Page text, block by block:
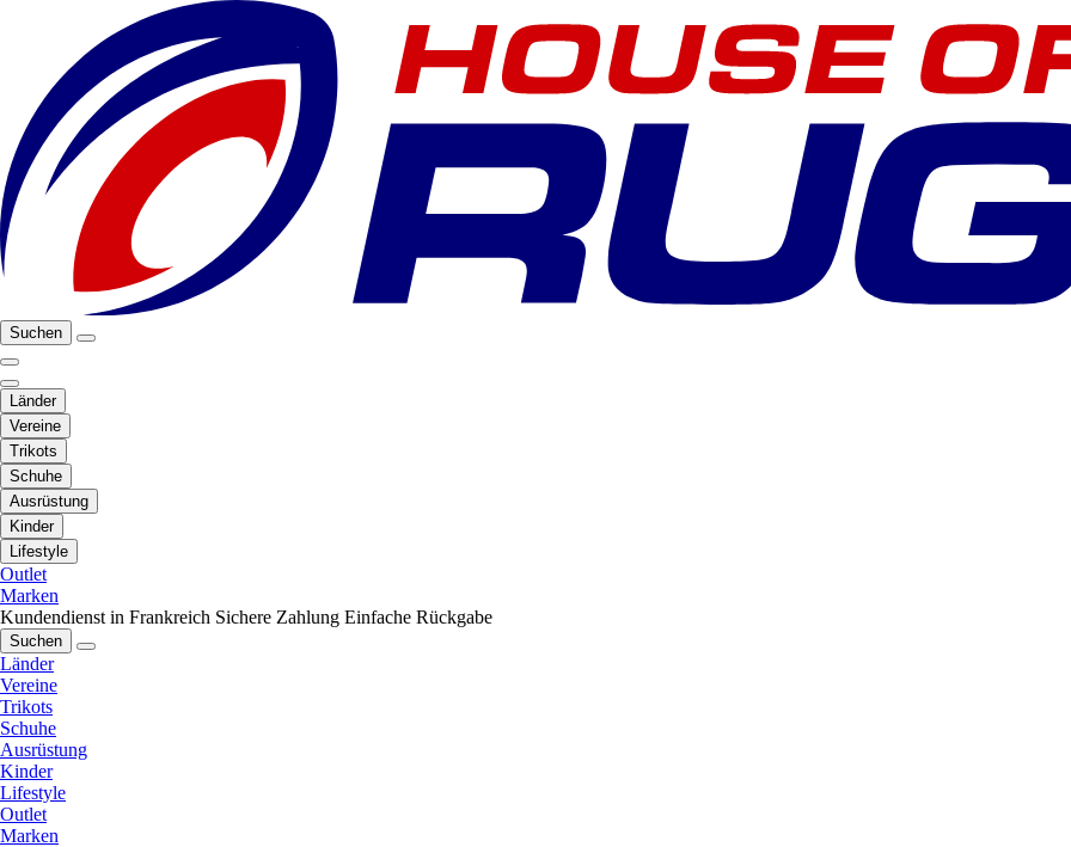
Suchen
Länder
Vereine
Trikots
Schuhe
Ausrüstung
Kinder
Lifestyle
Outlet
Marken
Kundendienst in Frankreich Sichere Zahlung Einfache Rückgabe
Suchen
Länder
Vereine
Trikots
Schuhe
Ausrüstung
Kinder
Lifestyle
Outlet
Marken